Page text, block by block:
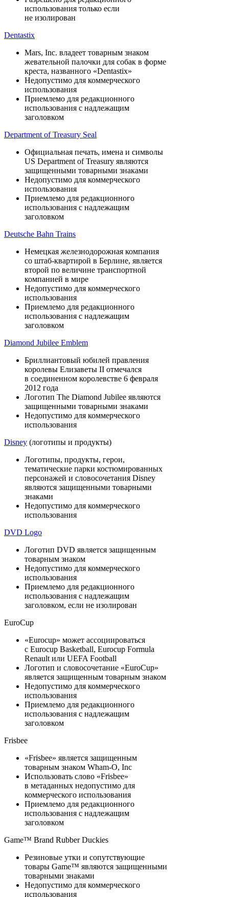
использования только если
не изолирован
Dentastix
Mars, Inc. владеет товарным знаком
жевательной палочки для собак в форме
креста, названного «Dentastix»
Недопустимо для коммерческого
использования
Приемлемо для редакционного
использования с надлежащим
заголовком
Department of Treasury Seal
Официальная печать, имена и символы
US Department of Treasury являются
защищенными товарными знаками
Недопустимо для коммерческого
использования
Приемлемо для редакционного
использования с надлежащим
заголовком
Deutsche Bahn Trains
Немецкая железнодорожная компания
со штаб-квартирой в Берлине, является
второй по величине транспортной
компанией в мире
Недопустимо для коммерческого
использования
Приемлемо для редакционного
использования с надлежащим
заголовком
Diamond Jubilee Emblem
Бриллиантовый юбилей правления
королевы Елизаветы II отмечался
в соединенном королевстве 6 февраля
2012 года
Логотип The Diamond Jubilee являются
защищенными товарными знаками
Недопустимо для коммерческого
использования
Disney (логотипы и продукты)
Логотипы, продукты, герои,
тематические парки костюмированных
персонажей и словосочетания Disney
являются защищенными товарными
знаками
Недопустимо для коммерческого
использования
DVD Logo
Логотип DVD является защищенным
товарным знаком
Недопустимо для коммерческого
использования
Приемлемо для редакционного
использования с надлежащим
заголовком, если не изолирован
EuroCup
«Eurocup» может ассоциироваться
с Eurocup Basketball, Eurocup Formula
Renault или UEFA Football
Логотип и словосочетание «EuroCup»
является защищенным товарным знаком
Недопустимо для коммерческого
использования
Приемлемо для редакционного
использования с надлежащим
заголовком
Frisbee
«Frisbee» является защищенным
товарным знаком Wham-O, Inc
Использовать слово «Frisbee»
в метаданных недопустимо для
коммерческого использования
Приемлемо для редакционного
использования с надлежащим
заголовком
Game™ Brand Rubber Duckies
Резиновые утки и сопутствующие
товары Game™ являются защищенными
товарными знаками
Недопустимо для коммерческого
использования